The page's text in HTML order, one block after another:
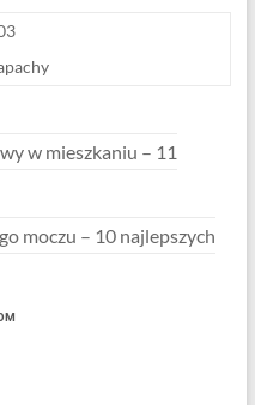
w mieszkaniu – 11
moczu – 10 najlepszych